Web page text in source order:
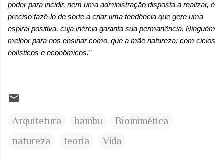
poder para incidir, nem uma administração disposta a realizar, é
preciso fazê-lo de sorte a criar uma tendência que gere uma
espiral positiva, cuja inércia garanta sua permanência. Ninguém
melhor para nos ensinar como, que a mãe natureza: com ciclos
holísticos e econômicos."
Arquitetura bambu
Biomimética
natureza
teoria Vida